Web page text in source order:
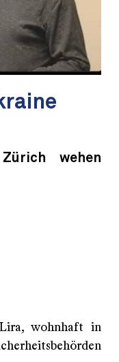
wehen
wohnhaft in